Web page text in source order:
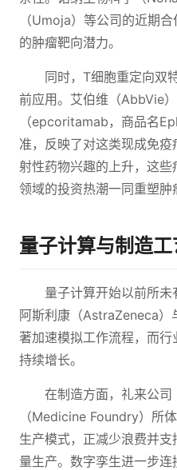
（Umoja）等公司的近期
的肿瘤靶向潜力。
同时，T细胞重定向双
前应用。艾伯维（AbbVie
（epcoritamab，商品名
准，反映了对这类现成免
射性药物兴趣的上升，这
领域的投资热潮一同重塑肿
量子计算与制造
量子计算开始以前所未
阿斯利康（AstraZeneca）
著加速模拟工作流程，而
持续增长。
在制造方面，礼来公司
（Medicine Foundry）所
生产模式，正减少浪费并
量生产。数字孪生进一步